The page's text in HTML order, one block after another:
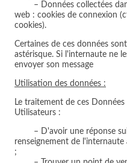
– Données collectées
web : cookies de connexion
cookies).
Certaines de ces données
astérisque. Si l'internaute ne
envoyer son message
Utilisation des données :
Le traitement de ces
Utilisateurs :
– D'avoir une réponse
renseignement de
;